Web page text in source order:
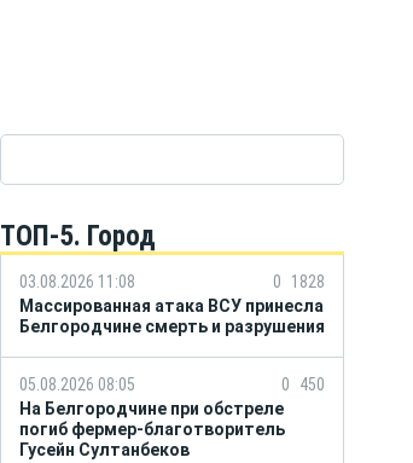
ТОП-5. Город
03.08.2026 11:08 0
1828
Массированная атака ВСУ принесла
Белгородчине смерть и разрушения
05.08.2026 08:05 0
450
На Белгородчине при обстреле
погиб фермер-благотворитель
Гусейн Султанбеков